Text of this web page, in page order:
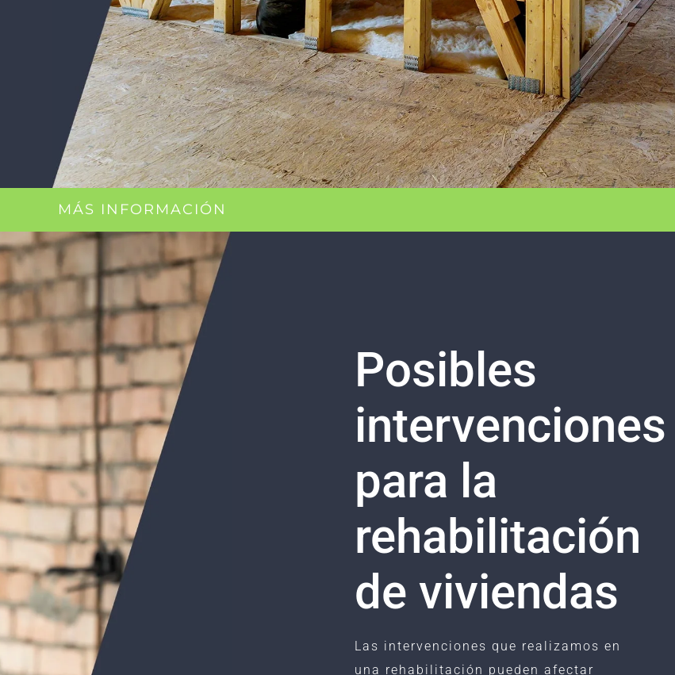
MÁS INFORMACIÓN
Posibles
intervenciones
para la
rehabilitación
de viviendas
Las intervenciones que realizamos en
una rehabilitación pueden afectar